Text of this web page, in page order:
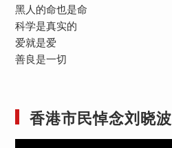
黑人的命也是命
科学是真实的
爱就是爱
善良是一切
香港市民悼念刘晓波